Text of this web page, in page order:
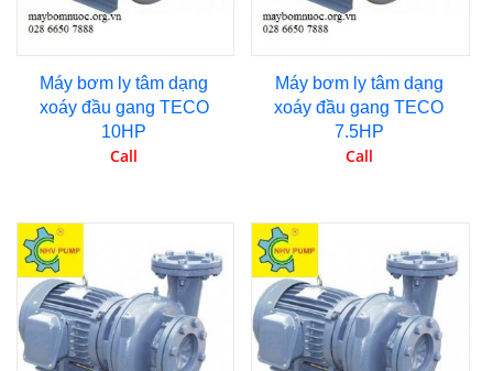
Máy bơm ly tâm dạng
xoáy đầu gang TECO
10HP
Call
Máy bơm ly tâm dạng
xoáy đầu gang TECO
7.5HP
Call